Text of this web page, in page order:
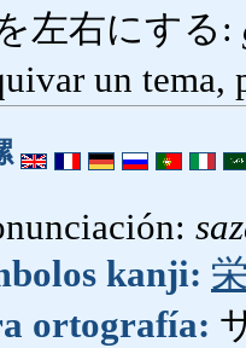
左右にする:
un tema,
kanji:
ortografía: